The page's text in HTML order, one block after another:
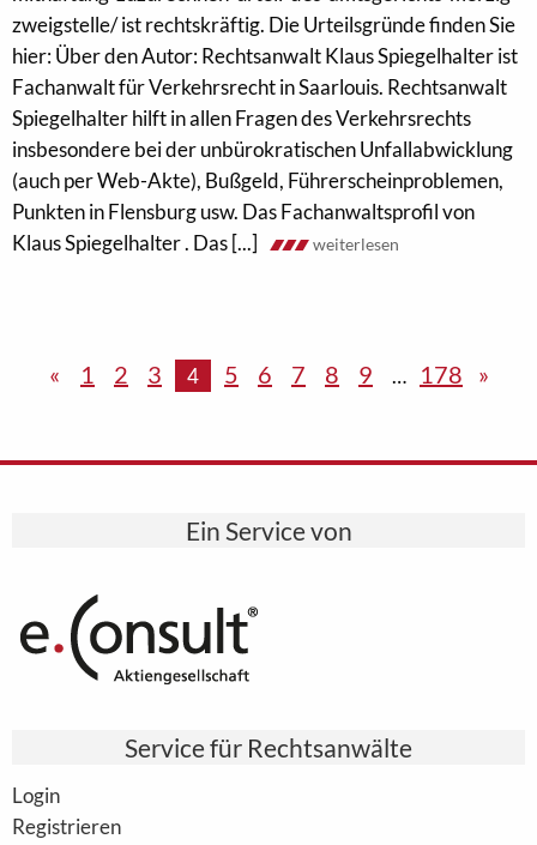
zweigstelle/ ist rechtskräftig. Die Urteilsgründe finden Sie
hier: Über den Autor: Rechtsanwalt Klaus Spiegelhalter ist
Fachanwalt für Verkehrsrecht in Saarlouis. Rechtsanwalt
Spiegelhalter hilft in allen Fragen des Verkehrsrechts
insbesondere bei der unbürokratischen Unfallabwicklung
(auch per Web-Akte), Bußgeld, Führerscheinproblemen,
Punkten in Flensburg usw. Das Fachanwaltsprofil von
Klaus Spiegelhalter . Das [...]
weiterlesen
« 1 2 3 4 5 6 7 8 9 … 178 »
Ein Service von
Service für Rechtsanwälte
Login
Registrieren